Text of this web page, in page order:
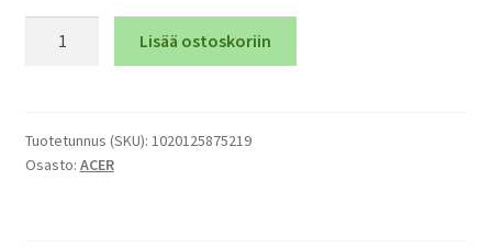
polttimo
ja
Lisää ostoskoriin
Tuotetunnus (SKU): 1020125875219
Osasto: ACER